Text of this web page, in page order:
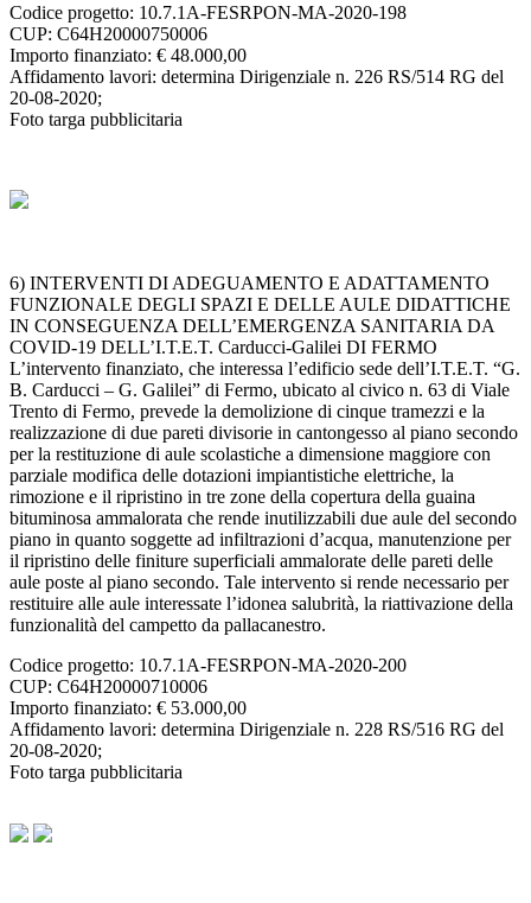
Codice progetto: 10.7.1A-FESRPON-MA-2020-198
CUP: C64H20000750006
Importo finanziato: € 48.000,00
Affidamento lavori: determina Dirigenziale n. 226 RS/514 RG del
20-08-2020;
Foto targa pubblicitaria
6) INTERVENTI DI ADEGUAMENTO E ADATTAMENTO
FUNZIONALE DEGLI SPAZI E DELLE AULE DIDATTICHE
IN CONSEGUENZA DELL’EMERGENZA SANITARIA DA
COVID-19 DELL’I.T.E.T. Carducci-Galilei DI FERMO
L’intervento finanziato, che interessa l’edificio sede dell’I.T.E.T. “G.
B. Carducci – G. Galilei” di Fermo, ubicato al civico n. 63 di Viale
Trento di Fermo, prevede la demolizione di cinque tramezzi e la
realizzazione di due pareti divisorie in cantongesso al piano secondo
per la restituzione di aule scolastiche a dimensione maggiore con
parziale modifica delle dotazioni impiantistiche elettriche, la
rimozione e il ripristino in tre zone della copertura della guaina
bituminosa ammalorata che rende inutilizzabili due aule del secondo
piano in quanto soggette ad infiltrazioni d’acqua, manutenzione per
il ripristino delle finiture superficiali ammalorate delle pareti delle
aule poste al piano secondo. Tale intervento si rende necessario per
restituire alle aule interessate l’idonea salubrità, la riattivazione della
funzionalità del campetto da pallacanestro.
Codice progetto: 10.7.1A-FESRPON-MA-2020-200
CUP: C64H20000710006
Importo finanziato: € 53.000,00
Affidamento lavori: determina Dirigenziale n. 228 RS/516 RG del
20-08-2020;
Foto targa pubblicitaria